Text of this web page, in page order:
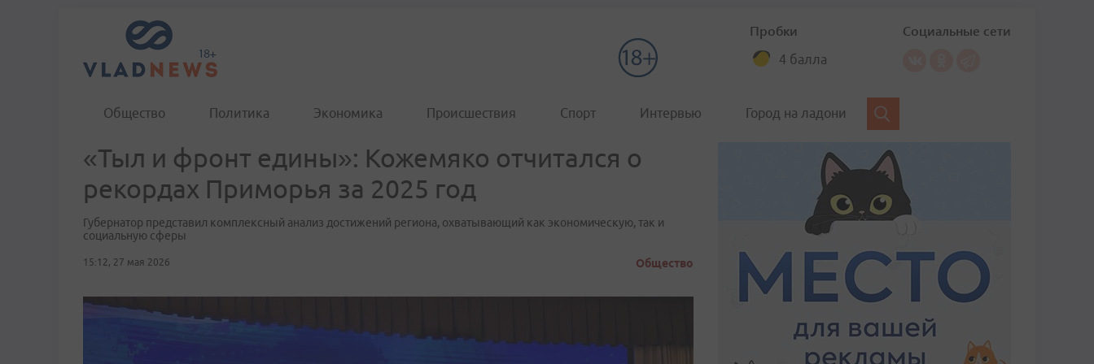
Пробки
4 балла
Социальные сети
Общество Политика Экономика Происшествия Спорт Интервью Город на ладони
«Тыл и фронт едины»: Кожемяко отчитался о
рекордах Приморья за 2025 год
Губернатор представил комплексный анализ достижений региона, охватывающий как экономическую, так и
социальную сферы
15:12, 27 мая 2026 Общество